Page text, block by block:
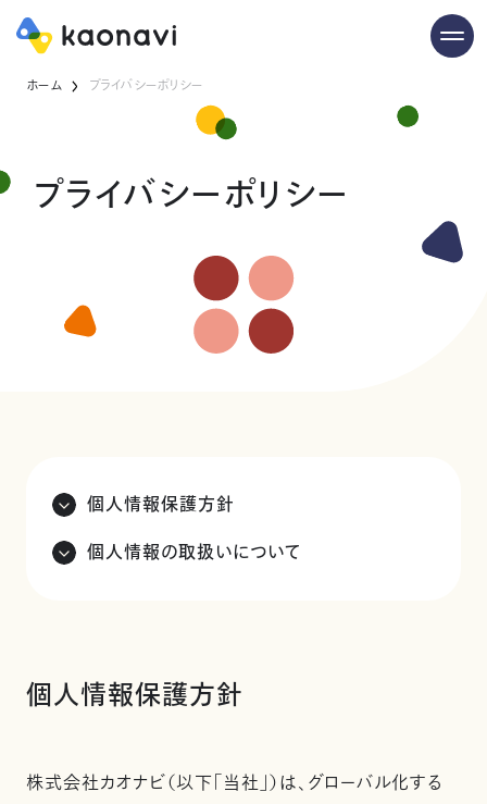
ホーム プライバシーポリシー
プライバシーポリシー
個人情報保護方針
個人情報の取扱いについて
個人情報保護方針
株式会社カオナビ（以下「当社」）は、グローバル化する